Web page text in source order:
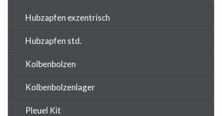
Hubzapfen exzentrisch
Hubzapfen std.
Kolbenbolzen
Kolbenbolzenlager
Pleuel Kit